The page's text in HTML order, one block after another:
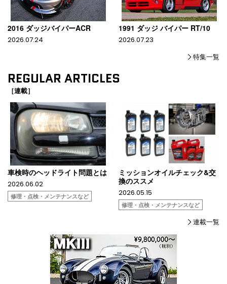
2016 ダッジバイパーACR
2026.07.24
1991 ダッジ バイパー RT/10
2026.07.23
特集一覧
REGULAR ARTICLES
［連載］
車検時のヘッドライト問題とは
2026.06.02
修理・点検・メンテナンスなど
ミッションオイルチェック&交
換のススメ
2026.05.15
修理・点検・メンテナンスなど
連載一覧